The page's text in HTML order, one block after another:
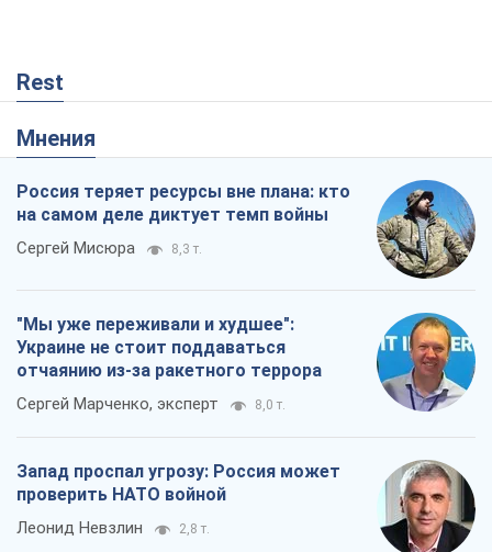
Rest
Мнения
Россия теряет ресурсы вне плана: кто
на самом деле диктует темп войны
Сергей Мисюра 8,3 т.
"Мы уже переживали и худшее":
Украине не стоит поддаваться
отчаянию из-за ракетного террора
Сергей Марченко, эксперт 8,0 т.
Запад проспал угрозу: Россия может
проверить НАТО войной
Леонид Невзлин 2,8 т.